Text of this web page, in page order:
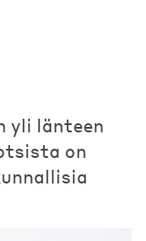
yli länteen
on